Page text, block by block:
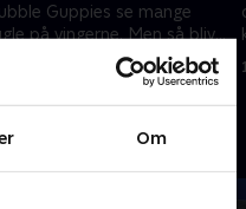
Om
Guppies se mange
på vingerne. Men så bliver
flyvende andefamilie væk i